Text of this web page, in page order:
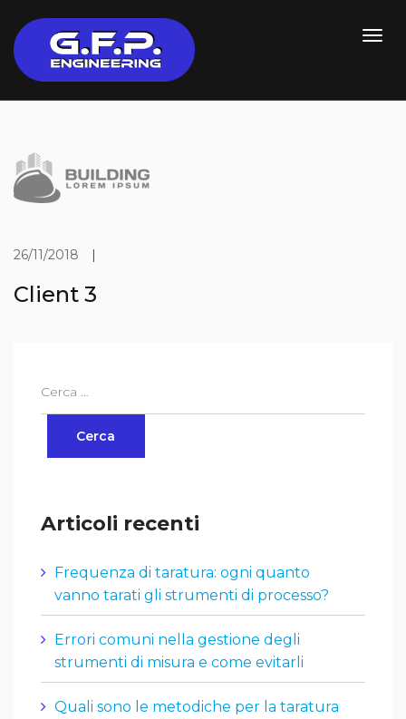
26/11/2018 |
Client 3
Articoli recenti
Frequenza di taratura: ogni quanto
vanno tarati gli strumenti di processo?
Errori comuni nella gestione degli
strumenti di misura e come evitarli
Quali sono le metodiche per la taratura